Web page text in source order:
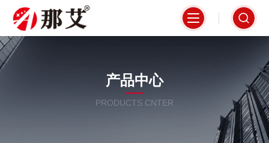
产品中心
PRODUCTS CNTER